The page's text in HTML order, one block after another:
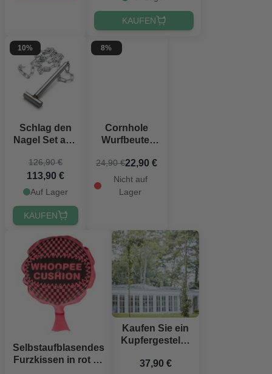
KAUFEN
10%
Schlag den
Nagel Set aus
126,90 €
113,90 €
Auf Lager
KAUFEN
8%
Cornhole
Wurfbeutel
dunkelgrau 8
Stück
24,90 €22,90 €
Nicht auf
Lager
Selbstaufblasendes
Furzkissen in rot 14
Kaufen Sie ein
Kupfergestell 2
37,90 €